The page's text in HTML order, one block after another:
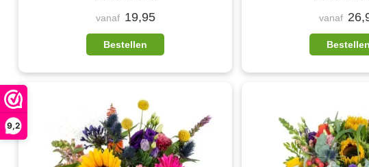
9,2
vanaf 19,95
Bestellen
vanaf
Bestellen